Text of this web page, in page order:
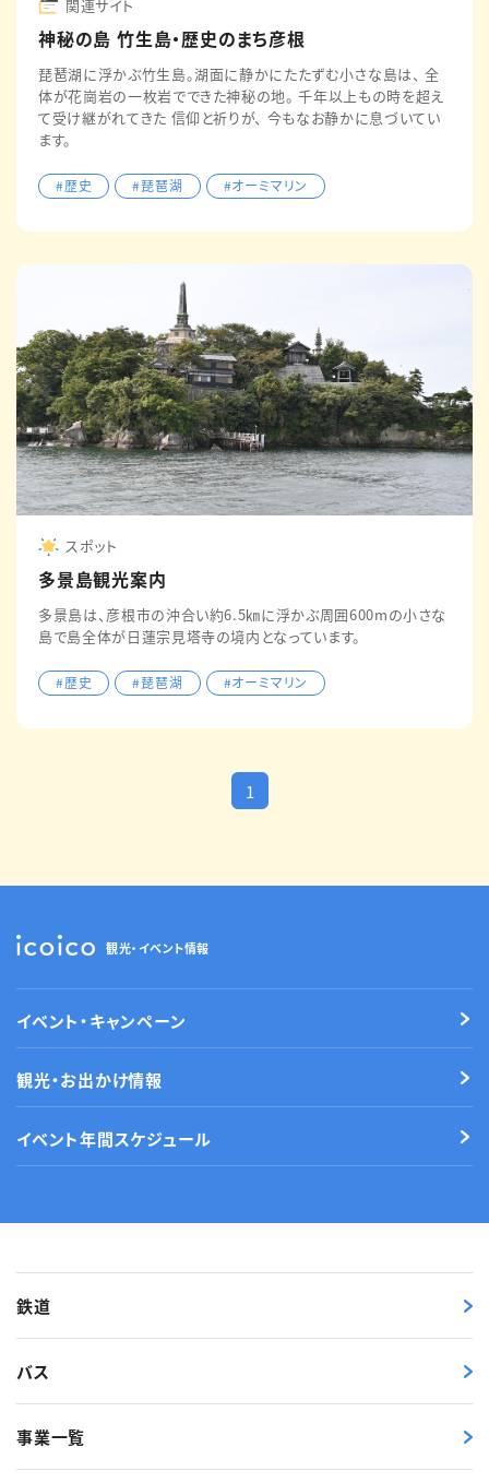
関連サイト
神秘の島 竹生島・歴史のまち彦根
琵琶湖に浮かぶ竹生島。湖面に静かにたたずむ小さな島は、 全
体が花崗岩の一枚岩でできた神秘の地。 千年以上もの時を超え
て受け継がれてきた 信仰と祈りが、 今もなお静かに息づいてい
ます。
#歴史 #琵琶湖 #オーミマリン
スポット
多景島観光案内
多景島は、彦根市の沖合い約6.5㎞に浮かぶ周囲600mの小さな
島で島全体が日蓮宗見塔寺の境内となっています。
#歴史 #琵琶湖 #オーミマリン
1
観光・イベント情報
イベント・キャンペーン
観光・お出かけ情報
イベント年間スケジュール
鉄道
バス
事業一覧